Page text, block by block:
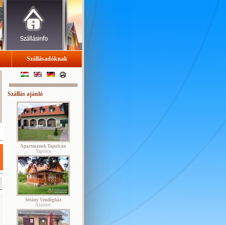
Szállásadóknak
Szállás ajánló
Apartmanok Tapolcán
Tapolca
Sétány Vendégház
Alsóörs